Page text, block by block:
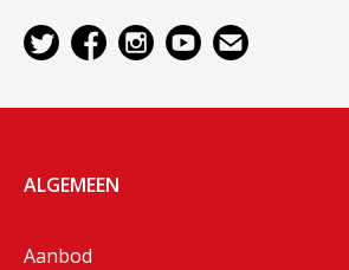
ALGEMEEN
Aanbod